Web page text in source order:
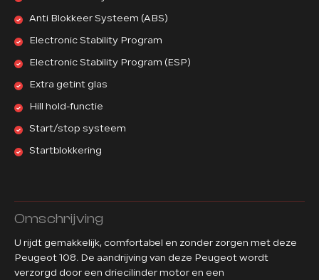
Anti Blokkeer Systeem (ABS)
Electronic Stability Program
Electronic Stability Program (ESP)
Extra getint glas
Hill hold-functie
Start/stop systeem
Startblokkering
Omschrijving
U rijdt gemakkelijk, comfortabel en zonder zorgen met deze
Peugeot 108. De aandrijving van deze Peugeot wordt
verzorgd door een driecilinder motor en een